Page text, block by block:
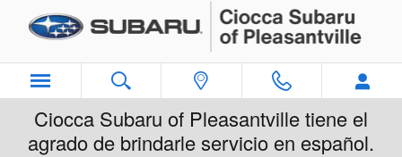
Skip to main content
Ciocca Subaru of Pleasantville
Ciocca Subaru of Pleasantville tiene el
agrado de brindarle servicio en español.